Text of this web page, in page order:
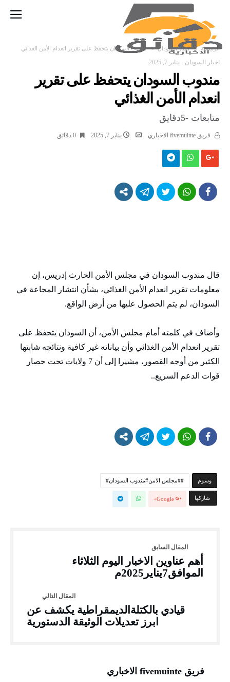
‫الرئيسية‬ اخبار السودان مندوب السودان يتحفظ على تقرير انعدام الأمن الغذائي
اخبار السودان - يناير 7, 2025
مندوب السودان يتحفظ على تقرير
انعدام الأمن الغذائي
متابعات -5دقايق
فريق fivemuinte الاخباري يناير 7, 2025 0 ‫دقائق‬
قال مندوب السودان في مجلس الأمن الحارث إدريس، إن
معلومات تقرير انعدام الأمن الغذائي، بشأن انتشار المجاعة في
السودان، لم يتم الحصول عليها من أرض الواقع.
وأضاف في كلمته أمام مجلس الأمن، أن السودان يتحفظ على
تقرير انعدام الأمن الغذائي وأن بياناته غير كافية ونتائجه شابتها
الكثير من أوجه القصور، مشيرا إلى أن 7 ولايات تحت حصار
قوات الدعم السريع..
‫‫‫‫وسوم‬ #مجلس الامن#مندوب السودان#
‫‫ شاركها‬ Google+
أهم عناوين الاخبار اليوم الثلاثاء
الموافق7يناير2025م
قيادي بالكتلةالديمقراطية يكشف عن
ابرز تعديلات الوثيقة الدستورية
فريق fivemuinte الاخباري